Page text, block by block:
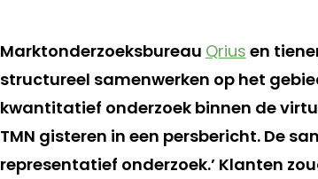
Marktonderzoeksbureau Qrius en
structureel samenwerken op het
kwantitatief onderzoek binnen de
TMN gisteren in een persbericht. De
representatief onderzoek.’ Klanten